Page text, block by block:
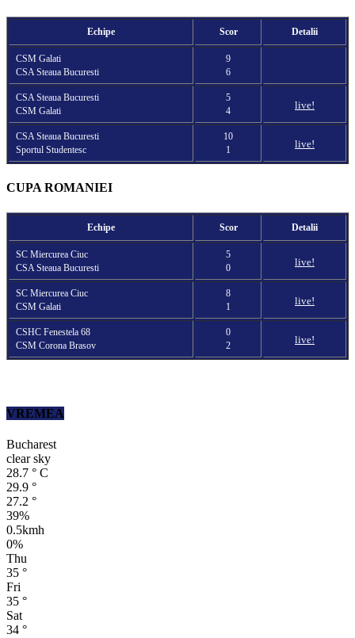
Echipe Scor Detalii
CSM Galati
CSA Steaua Bucuresti
9
6
CSA Steaua Bucuresti
CSM Galati
5
4
live!
CSA Steaua Bucuresti
Sportul Studentesc
10
1
live!
CUPA ROMANIEI
Echipe Scor Detalii
SC Miercurea Ciuc
CSA Steaua Bucuresti
5
0
live!
SC Miercurea Ciuc
CSM Galati
8
1
live!
CSHC Fenestela 68
CSM Corona Brasov
0
2
live!
VREMEA
Bucharest
clear sky
28.7 ° C
29.9 °
27.2 °
39%
0.5kmh
0%
Thu
35 °
Fri
35 °
Sat
34 °